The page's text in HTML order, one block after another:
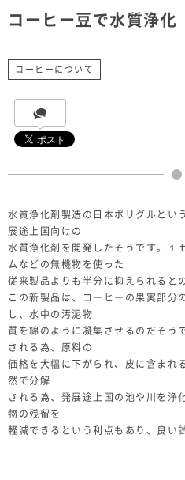
コーヒー豆で水質浄化
コーヒーについて
水質浄化剤製造の日本ポリグルとい
展途上国向けの
水質浄化剤を開発したそうです。１
ムなどの無機物を使った
従来製品よりも半分に抑えられると
この新製品は、コーヒーの果実部分
し、水中の汚泥物
質を綿のように凝集させるのだそう
される為、原料の
価格を大幅に下がられ、皮に含まれ
然で分解
される為、発展途上国の池や川を浄
物の残留を
軽減できるという利点もあり、良い